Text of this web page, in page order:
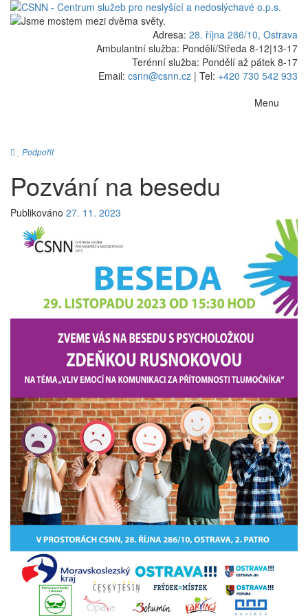
Adresa: 28. října 286/10, Ostrava
Ambulantní služba: Pondělí/Středa 8-12|13-17
Terénní služba: Pondělí až pátek 8-17
Email: csnn@csnn.cz | Tel: +420 730 542 933
Menu
Podpořit
Pozvání na besedu
Publikováno 27. 11. 2023